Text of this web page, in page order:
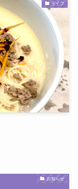
ライフ
お知らせ